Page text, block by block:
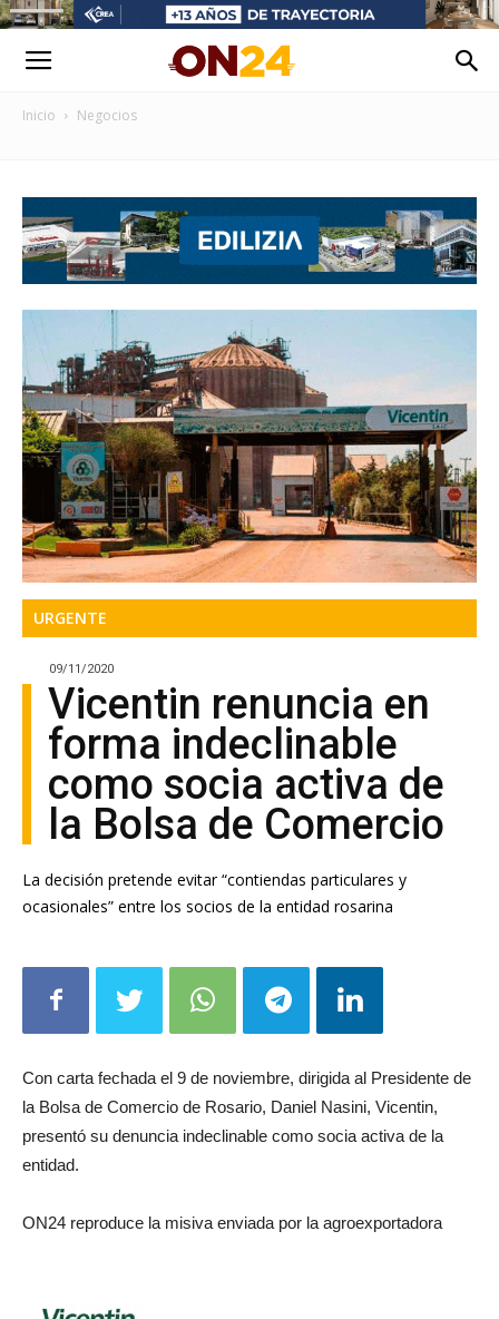
Inicio Negocios
URGENTE
09/11/2020
Vicentin renuncia en
forma indeclinable
como socia activa de
la Bolsa de Comercio
La decisión pretende evitar “contiendas particulares y
ocasionales” entre los socios de la entidad rosarina
Con carta fechada el 9 de noviembre, dirigida al Presidente de
la Bolsa de Comercio de Rosario, Daniel Nasini, Vicentin,
presentó su denuncia indeclinable como socia activa de la
entidad.
ON24 reproduce la misiva enviada por la agroexportadora